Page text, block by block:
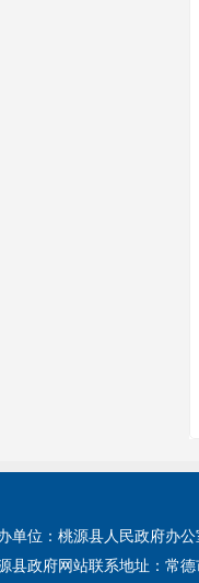
单位：桃源县人民政府办
县政府网站联系地址：常